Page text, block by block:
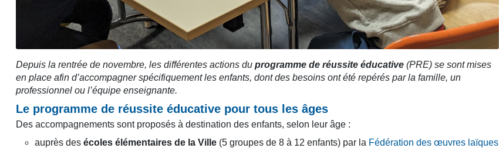
Depuis la rentrée de novembre, les différentes actions du programme de réussite éducative (PRE) se sont mises
en place afin d’accompagner spécifiquement les enfants, dont des besoins ont été repérés par la famille, un
professionnel ou l’équipe enseignante.
Le programme de réussite éducative pour tous les âges
Des accompagnements sont proposés à destination des enfants, selon leur âge :
auprès des écoles élémentaires de la Ville (5 groupes de 8 à 12 enfants) par la Fédération des œuvres laïques